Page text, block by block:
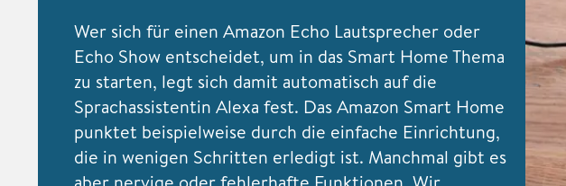
Wer sich für einen Amazon Echo Lautsprecher oder
Echo Show entscheidet, um in das Smart Home Thema
zu starten, legt sich damit automatisch auf die
Sprachassistentin Alexa fest. Das Amazon Smart Home
punktet beispielweise durch die einfache Einrichtung,
die in wenigen Schritten erledigt ist. Manchmal gibt es